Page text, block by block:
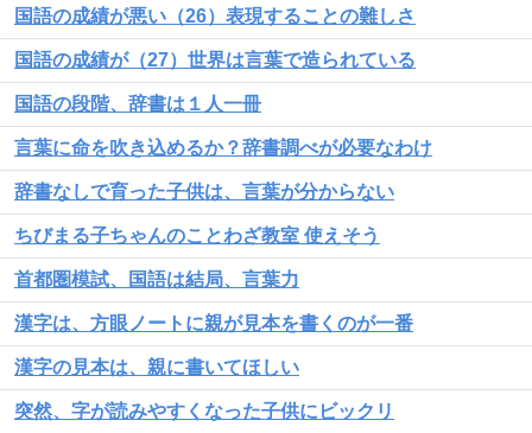
国語の成績が悪い（26）表現することの難しさ
国語の成績が（27）世界は言葉で造られている
国語の段階、辞書は１人一冊
言葉に命を吹き込めるか？辞書調べが必要なわけ
辞書なしで育った子供は、言葉が分からない
ちびまる子ちゃんのことわざ教室 使えそう
首都圏模試、国語は結局、言葉力
漢字は、方眼ノートに親が見本を書くのが一番
漢字の見本は、親に書いてほしい
突然、字が読みやすくなった子供にビックリ